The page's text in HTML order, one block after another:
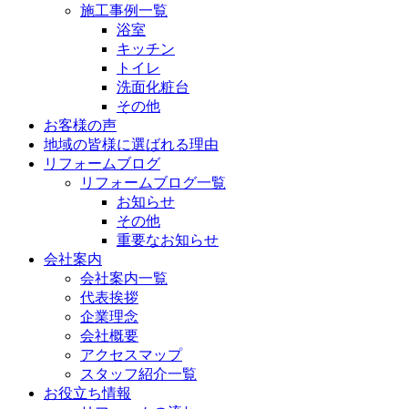
施工事例一覧
浴室
キッチン
トイレ
洗面化粧台
その他
お客様の声
地域の皆様に選ばれる理由
リフォームブログ
リフォームブログ一覧
お知らせ
その他
重要なお知らせ
会社案内
会社案内一覧
代表挨拶
企業理念
会社概要
アクセスマップ
スタッフ紹介一覧
お役立ち情報